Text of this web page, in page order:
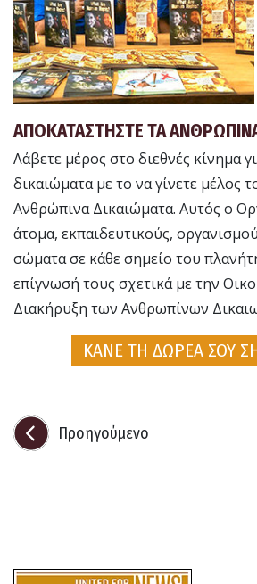
ΑΠΟΚΑΤΑΣΤΗΣΤΕ ΤΑ
Λάβετε μέρος στο διεθνές κίνημα
δικαιώματα με το να γίνετε μέλος
Ανθρώπινα Δικαιώματα. Αυτός ο
άτομα, εκπαιδευτικούς,
σώματα σε κάθε σημείο του
επίγνωσή τους σχετικά με την
Διακήρυξη των Ανθρωπίνων
ΚΑΝΕ ΤΗ ΔΩΡΕΑ ΣΟΥ
Προηγούμενο